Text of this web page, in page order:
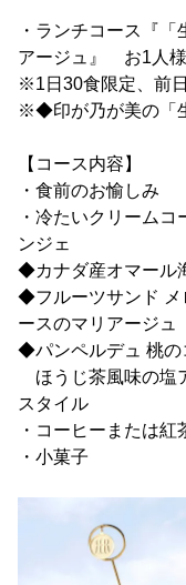
・ランチコース『
アージュ』 お1人様
※1日30食限定、前
※◆印が乃が美の「
【コース内容】
・食前のお愉しみ
・冷たいクリーム
ンジェ
◆カナダ産オマール
◆フルーツサンド メ
ースのマリアージュ
◆パンペルデュ 桃の
ほうじ茶風味の塩
スタイル
・コーヒーまたは紅
・小菓子